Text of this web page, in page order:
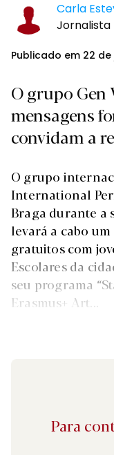
Carla
Jornalista
Publicado em 22 de
O grupo Gen
mensagens
convidam a
O grupo
International
Braga durante a
levará a cabo
gratuitos com
Escolares da
seu programa
Erasmus+ Art...
Para